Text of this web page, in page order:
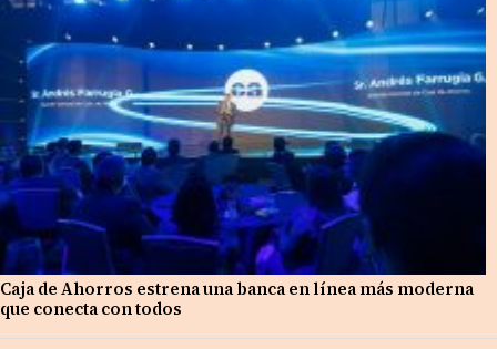
Caja de Ahorros estrena una banca en línea más moderna
que conecta con todos